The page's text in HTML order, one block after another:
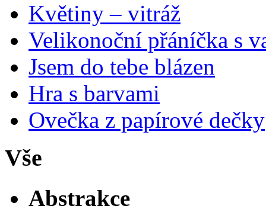
Květiny – vitráž
Velikonoční přáníčka s
Jsem do tebe blázen
Hra s barvami
Ovečka z papírové dečky
Vše
Abstrakce